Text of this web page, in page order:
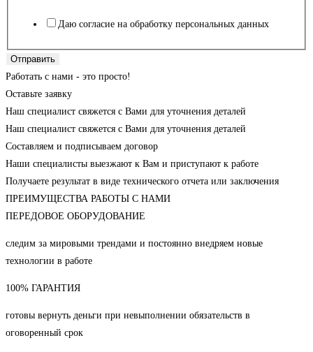
Даю согласие на обработку персональных данных
Отправить
Работать с нами - это просто!
Оставьте заявку
Наш специалист свяжется с Вами для уточнения деталей
Наш специалист свяжется с Вами для уточнения деталей
Составляем и подписываем договор
Наши специалисты выезжают к Вам и приступают к работе
Получаете результат в виде технического отчета или заключения
ПРЕИМУЩЕСТВА РАБОТЫ С НАМИ
ПЕРЕДОВОЕ ОБОРУДОВАНИЕ
следим за мировыми трендами и постоянно внедряем новые
технологии в работе
100% ГАРАНТИЯ
готовы вернуть деньги при невыполнении обязательств в
оговоренный срок